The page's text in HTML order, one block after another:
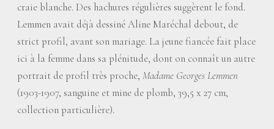
craie blanche. Des hachures régulières suggèrent le fond.
Lemmen avait déjà dessiné Aline Maréchal debout, de
strict profil, avant son mariage. La jeune fiancée fait place
ici à la femme dans sa plénitude, dont on connaît un autre
portrait de profil très proche, Madame Georges Lemmen
(1903-1907, sanguine et mine de plomb, 39,5 x 27 cm,
collection particulière).